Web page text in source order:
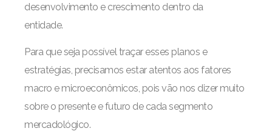
desenvolvimento e crescimento dentro da
entidade.
Para que seja possível traçar esses planos e
estratégias, precisamos estar atentos aos fatores
macro e microeconômicos, pois vão nos dizer muito
sobre o presente e futuro de cada segmento
mercadológico.